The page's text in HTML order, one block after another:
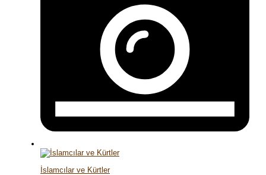
İslamcılar ve Kürtler